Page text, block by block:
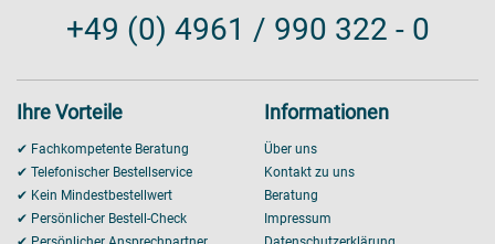
+49 (0) 4961 / 990 322 - 0
Ihre Vorteile
✔ Fachkompetente Beratung
✔ Telefonischer Bestellservice
✔ Kein Mindestbestellwert
✔ Persönlicher Bestell-Check
Informationen
Über uns
Kontakt zu uns
Beratung
Impressum